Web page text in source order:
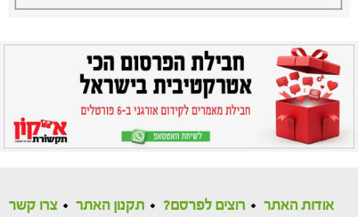
אודות האתר רוצים לפרסם? תקנון האתר צרו קשר